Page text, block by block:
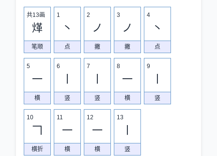
共13画
煂
笔顺
1
丶
点
2
ノ
撇
3
ノ
撇
4
丶
点
5
一
横
6
竖
7
竖
8
一
横
9
竖
10
𠃍
横折
11
一
横
12
一
横
13
竖